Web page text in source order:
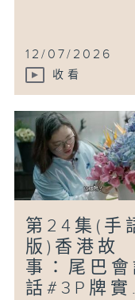
12/07/2026
收看
第24集(手
版)香港故
事：尾巴會
話#3P牌